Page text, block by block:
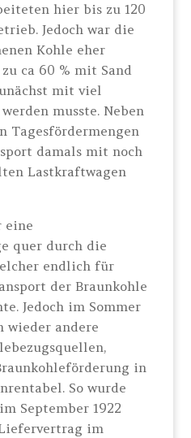
hier bis zu 120
Jedoch war die
Kohle eher
ca 60 % mit Sand
mit viel
musste. Neben
Tagesfördermengen
damals mit noch
Lastkraftwagen
eine
quer durch die
endlich für
der Braunkohle
Jedoch im Sommer
wieder andere
in
So wurde
September 1922
im